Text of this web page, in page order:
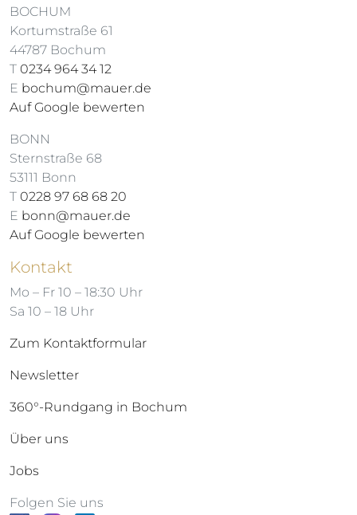
BOCHUM
Kortumstraße 61
44787 Bochum
T 0234 964 34 12
E bochum@mauer.de
Auf Google bewerten
BONN
Sternstraße 68
53111 Bonn
T 0228 97 68 68 20
E bonn@mauer.de
Auf Google bewerten
Kontakt
Mo – Fr 10 – 18:30 Uhr
Sa 10 – 18 Uhr
Zum Kontaktformular
Newsletter
360°-Rundgang in Bochum
Über uns
Jobs
Folgen Sie uns